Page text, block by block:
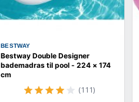
BESTWAY
Bestway Double Designer
bademadras til pool - 224 × 174
cm
(111)